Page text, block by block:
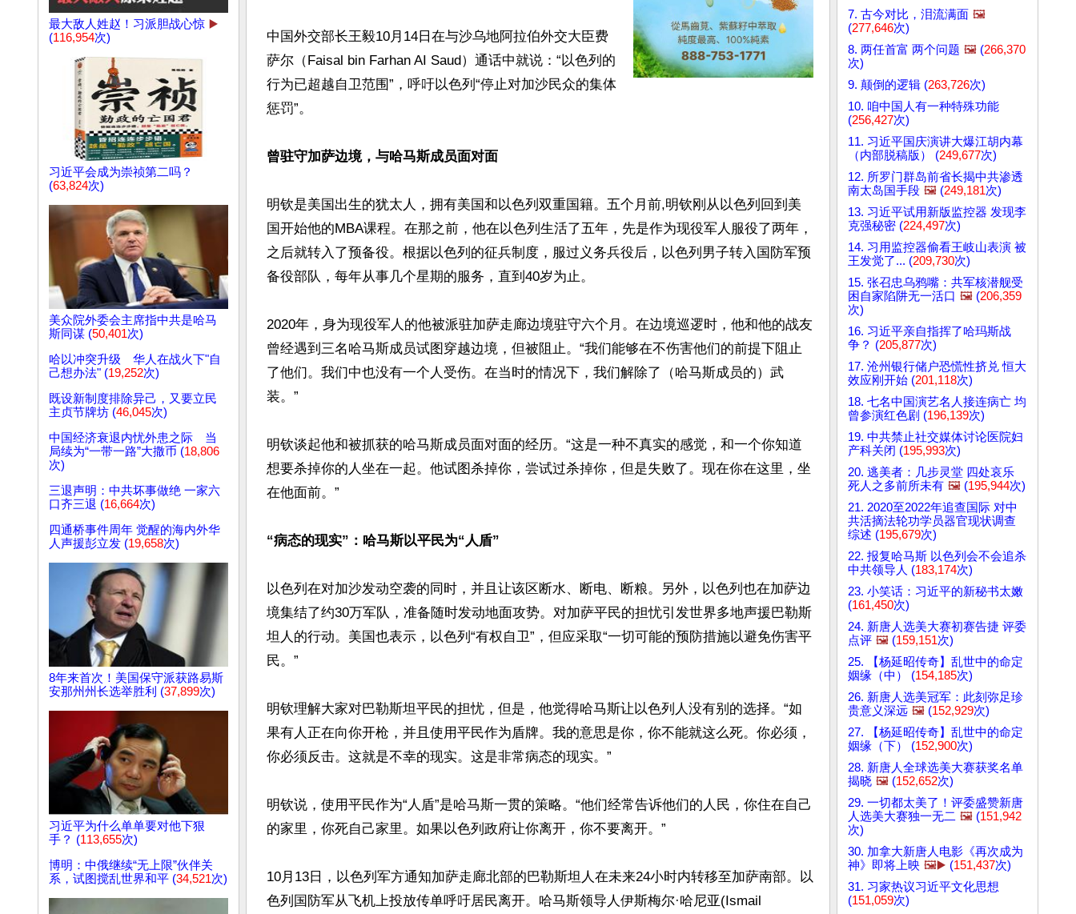
最大敌人姓赵！习派胆战心惊 ▶️
(116,954次)
习近平会成为崇祯第二吗？
(63,824次)
美众院外委会主席指中共是哈马
斯同谋 (50,401次)
哈以冲突升级 华人在战火下"自
己想办法" (19,252次)
既设新制度排除异己，又要立民
主贞节牌坊 (46,045次)
中国经济衰退内忧外患之际 当
局续为“一带一路”大撒币 (18,806
次)
三退声明：中共坏事做绝 一家六
口齐三退 (16,664次)
四通桥事件周年 觉醒的海内外华
人声援彭立发 (19,658次)
8年来首次！美国保守派获路易斯
安那州州长选举胜利 (37,899次)
习近平为什么单单要对他下狠
手？ (113,655次)
博明：中俄继续“无上限”伙伴关
系，试图搅乱世界和平 (34,521次)
中国外交部长王毅10月14日在与沙乌地阿拉伯外交大臣费
萨尔（Faisal bin Farhan AI Saud）通话中就说：“以色列的
行为已超越自卫范围”，呼吁以色列“停止对加沙民众的集体
惩罚”。
曾驻守加萨边境，与哈马斯成员面对面
明钦是美国出生的犹太人，拥有美国和以色列双重国籍。五个月前,明钦刚从以色列回到美
国开始他的MBA课程。在那之前，他在以色列生活了五年，先是作为现役军人服役了两年，
之后就转入了预备役。根据以色列的征兵制度，服过义务兵役后，以色列男子转入国防军预
备役部队，每年从事几个星期的服务，直到40岁为止。
2020年，身为现役军人的他被派驻加萨走廊边境驻守六个月。在边境巡逻时，他和他的战友
曾经遇到三名哈马斯成员试图穿越边境，但被阻止。“我们能够在不伤害他们的前提下阻止
了他们。我们中也没有一个人受伤。在当时的情况下，我们解除了（哈马斯成员的）武
装。”
明钦谈起他和被抓获的哈马斯成员面对面的经历。“这是一种不真实的感觉，和一个你知道
想要杀掉你的人坐在一起。他试图杀掉你，尝试过杀掉你，但是失败了。现在你在这里，坐
在他面前。”
“病态的现实”：哈马斯以平民为“人盾”
以色列在对加沙发动空袭的同时，并且让该区断水、断电、断粮。另外，以色列也在加萨边
境集结了约30万军队，准备随时发动地面攻势。对加萨平民的担忧引发世界多地声援巴勒斯
坦人的行动。美国也表示，以色列“有权自卫”，但应采取“一切可能的预防措施以避免伤害平
民。”
明钦理解大家对巴勒斯坦平民的担忧，但是，他觉得哈马斯让以色列人没有别的选择。“如
果有人正在向你开枪，并且使用平民作为盾牌。我的意思是你，你不能就这么死。你必须，
你必须反击。这就是不幸的现实。这是非常病态的现实。”
明钦说，使用平民作为“人盾”是哈马斯一贯的策略。“他们经常告诉他们的人民，你住在自己
的家里，你死自己家里。如果以色列政府让你离开，你不要离开。”
10月13日，以色列军方通知加萨走廊北部的巴勒斯坦人在未来24小时内转移至加萨南部。以
色列国防军从飞机上投放传单呼吁居民离开。哈马斯领导人伊斯梅尔·哈尼亚(Ismail
7. 古今对比，泪流满面 🖼️
(277,646次)
8. 两任首富 两个问题 🖼️ (266,370
次)
9. 颠倒的逻辑 (263,726次)
10. 咱中国人有一种特殊功能
(256,427次)
11. 习近平国庆演讲大爆江胡内幕
（内部脱稿版） (249,677次)
12. 所罗门群岛前省长揭中共渗透
南太岛国手段 🖼️ (249,181次)
13. 习近平试用新版监控器 发现李
克强秘密 (224,497次)
14. 习用监控器偷看王岐山表演 被
王发觉了... (209,730次)
15. 张召忠乌鸦嘴：共军核潜舰受
困自家陷阱无一活口 🖼️ (206,359
次)
16. 习近平亲自指挥了哈玛斯战
争？ (205,877次)
17. 沧州银行储户恐慌性挤兑 恒大
效应刚开始 (201,118次)
18. 七名中国演艺名人接连病亡 均
曾参演红色剧 (196,139次)
19. 中共禁止社交媒体讨论医院妇
产科关闭 (195,993次)
20. 逃美者：几步灵堂 四处哀乐
死人之多前所未有 🖼️ (195,944次)
21. 2020至2022年追查国际 对中
共活摘法轮功学员器官现状调查
综述 (195,679次)
22. 报复哈马斯 以色列会不会追杀
中共领导人 (183,174次)
23. 小笑话：习近平的新秘书太嫩
(161,450次)
24. 新唐人选美大赛初赛告捷 评委
点评 🖼️ (159,151次)
25. 【杨延昭传奇】乱世中的命定
姻缘（中） (154,185次)
26. 新唐人选美冠军：此刻弥足珍
贵意义深远 🖼️ (152,929次)
27. 【杨延昭传奇】乱世中的命定
姻缘（下） (152,900次)
28. 新唐人全球选美大赛获奖名单
揭晓 🖼️ (152,652次)
29. 一切都太美了！评委盛赞新唐
人选美大赛独一无二 🖼️ (151,942
次)
30. 加拿大新唐人电影《再次成为
神》即将上映 🖼️▶️ (151,437次)
31. 习家热议习近平文化思想
(151,059次)